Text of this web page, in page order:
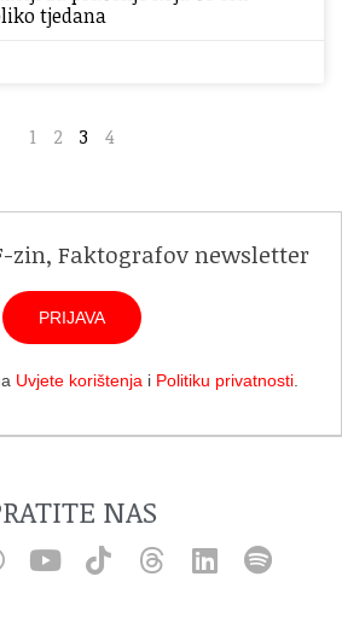
tjedana
1 2 3 4
zin, Faktografov newsletter
PRIJAVA
Uvjete korištenja i Politiku privatnosti.
NAS